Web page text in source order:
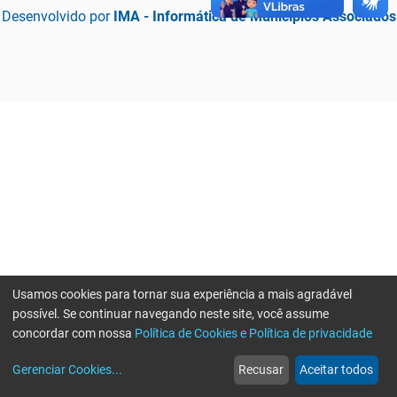
Desenvolvido por IMA - Informática de Municípios Associados
web
Notícias
more_horiz
Mais
Usamos cookies para tornar sua experiência a mais agradável
possível. Se continuar navegando neste site, você assume
concordar com nossa Política de Cookies e Política de privacidade
Gerenciar Cookies... Recusar Aceitar todos
Erro ao enviar informações, por favor tente novamente